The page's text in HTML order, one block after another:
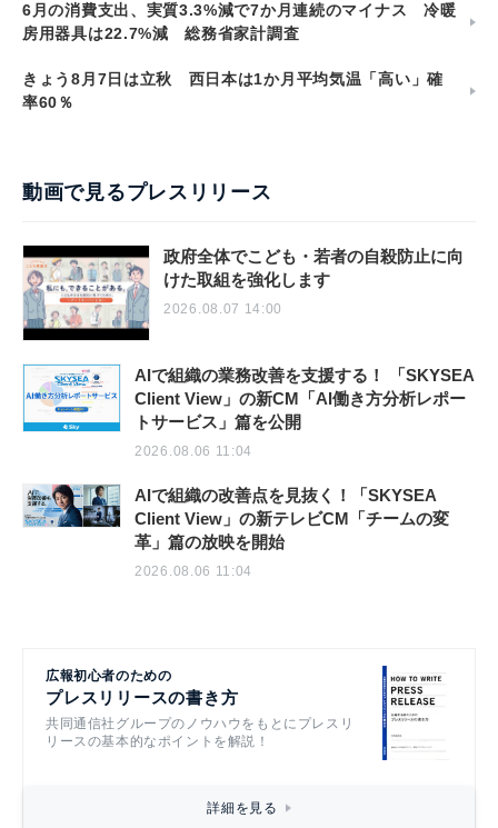
6月の消費支出、実質3.3%減で7か月連続のマイナス 冷暖
房用器具は22.7%減 総務省家計調査
きょう8月7日は立秋 西日本は1か月平均気温「高い」確
率60％
動画で見るプレスリリース
政府全体でこども・若者の自殺防止に向
けた取組を強化します
2026.08.07 14:00
AIで組織の業務改善を支援する！ 「SKYSEA
Client View」の新CM「AI働き方分析レポー
トサービス」篇を公開
2026.08.06 11:04
AIで組織の改善点を見抜く！「SKYSEA
Client View」の新テレビCM「チームの変
革」篇の放映を開始
2026.08.06 11:04
広報初心者のための
プレスリリースの書き方
共同通信社グループのノウハウをもとにプレスリ
リースの基本的なポイントを解説！
詳細を見る